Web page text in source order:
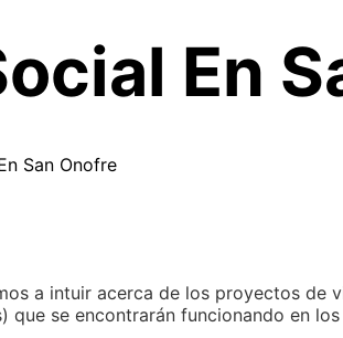
En
San Onofre
a intuir acerca de los proyectos de
se encontrarán funcionando en